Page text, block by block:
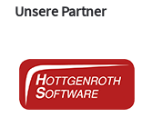
Unsere Partner